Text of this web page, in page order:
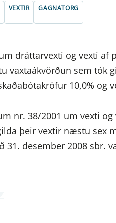
VEXTIR GAGNATORG
dráttarvexti og vexti af
vaxtaákvörðun sem tók
10,0% og
nr. 38/2001 um vexti og
þeir vextir næstu sex
desember 2008 sbr.